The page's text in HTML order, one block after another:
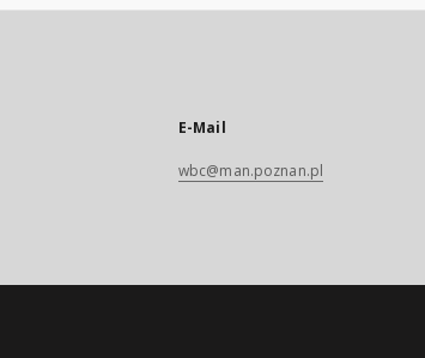
E-Mail
wbc@man.poznan.pl